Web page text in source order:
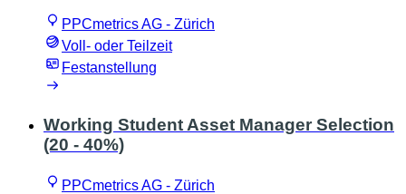
PPCmetrics AG - Zürich
Voll- oder Teilzeit
Festanstellung
Working Student Asset Manager Selection
(20 - 40%)
PPCmetrics AG - Zürich